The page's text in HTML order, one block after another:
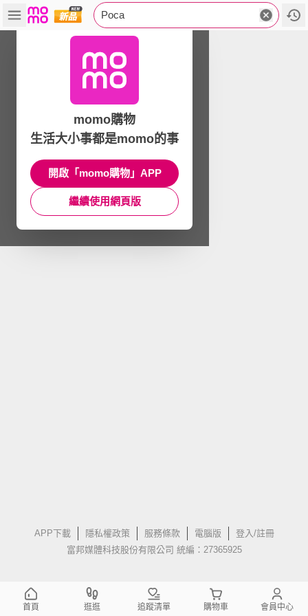
Poca
APP下載 隱私權政策 服務條款 電腦版
登入/註冊
富邦媒體科技股份有限公司 統編：27365925
momo購物
生活大小事都是momo的事
開啟「momo購物」APP
繼續使用網頁版
首頁 逛逛 追蹤清單 購物車 會員中心